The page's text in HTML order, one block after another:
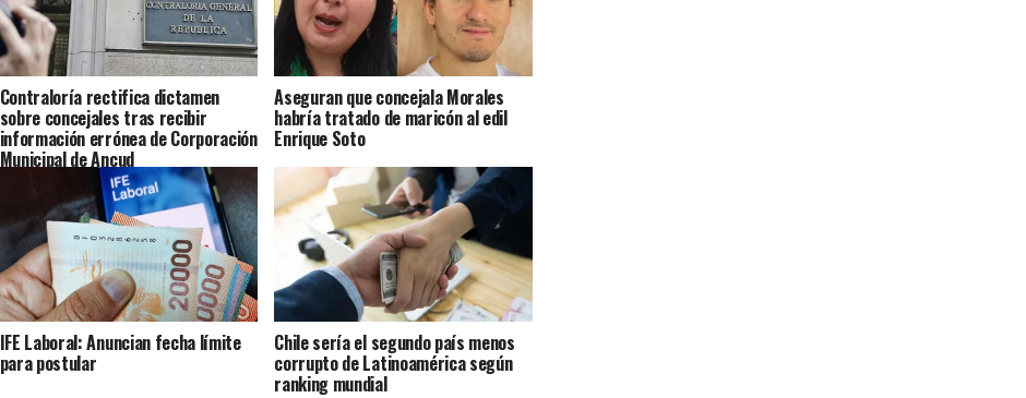
Contraloría rectifica dictamen
sobre concejales tras recibir
información errónea de Corporación
Municipal de Ancud
Aseguran que concejala Morales
habría tratado de maricón al edil
Enrique Soto
IFE Laboral: Anuncian fecha límite
para postular
Chile sería el segundo país menos
corrupto de Latinoamérica según
ranking mundial